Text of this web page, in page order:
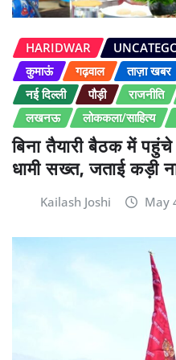
HARIDWAR
कुमाऊं
गढ़वाल ताज़ा खबर
नई दिल्ली
पौड़ी राजनीति
लखनऊ
लोककला/साहित्य
बिना तैयारी बैठक में
धामी सख्त, जताई कड़ी
Kailash Joshi May